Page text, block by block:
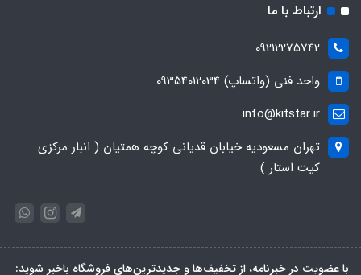
ارتباط با ما
09212275742
واحد فنی (واتساپ) 09354012034
info@kitstar.ir
تهران مسعودیه خیابان قدیانی کوچه همتیان ( انبار مرکزی
کیت استار )
با عضویت در خبرنامه، از تخفیف‌ها و جدیدترین‌های فروشگاه باخبر شوید: